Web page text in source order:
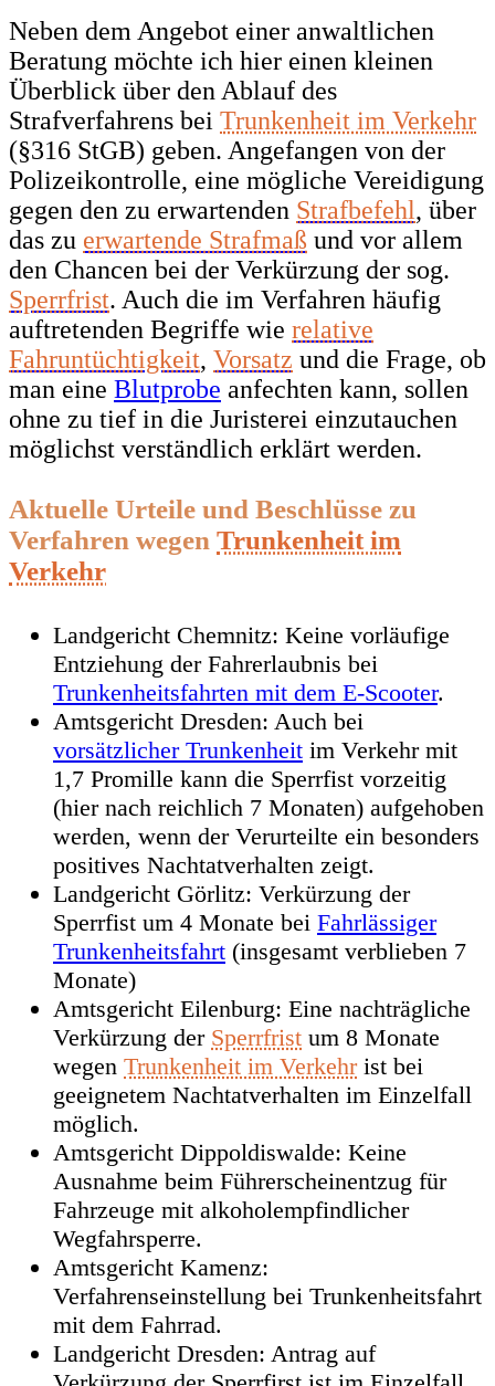
Neben dem Angebot einer anwaltlichen
Beratung möchte ich hier einen kleinen
Überblick über den Ablauf des
Strafverfahrens bei Trunkenheit im Verkehr
(§316 StGB) geben. Angefangen von der
Polizeikontrolle, eine mögliche Vereidigung
gegen den zu erwartenden Strafbefehl, über
das zu erwartende Strafmaß und vor allem
den Chancen bei der Verkürzung der sog.
Sperrfrist. Auch die im Verfahren häufig
auftretenden Begriffe wie relative
Fahruntüchtigkeit, Vorsatz und die Frage, ob
man eine Blutprobe anfechten kann, sollen
ohne zu tief in die Juristerei einzutauchen
möglichst verständlich erklärt werden.
Aktuelle Urteile und Beschlüsse zu
Verfahren wegen Trunkenheit im
Verkehr
Landgericht Chemnitz: Keine vorläufige
Entziehung der Fahrerlaubnis bei
Trunkenheitsfahrten mit dem E-Scooter.
Amtsgericht Dresden: Auch bei
vorsätzlicher Trunkenheit im Verkehr mit
1,7 Promille kann die Sperrfist vorzeitig
(hier nach reichlich 7 Monaten) aufgehoben
werden, wenn der Verurteilte ein besonders
positives Nachtatverhalten zeigt.
Landgericht Görlitz: Verkürzung der
Sperrfist um 4 Monate bei Fahrlässiger
Trunkenheitsfahrt (insgesamt verblieben 7
Monate)
Amtsgericht Eilenburg: Eine nachträgliche
Verkürzung der Sperrfrist um 8 Monate
wegen Trunkenheit im Verkehrist bei
geeignetem Nachtatverhalten im Einzelfall
möglich.
Amtsgericht Dippoldiswalde: Keine
Ausnahme beim Führerscheinentzug für
Fahrzeuge mit alkoholempfindlicher
Wegfahrsperre.
Amtsgericht Kamenz:
Verfahrenseinstellung bei Trunkenheitsfahrt
mit dem Fahrrad.
Landgericht Dresden: Antrag auf